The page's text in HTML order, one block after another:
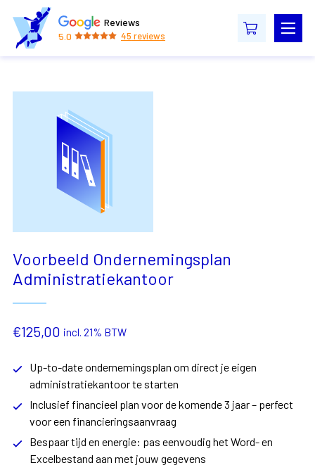
Reviews
5.0
45 reviews
Voorbeeld Ondernemingsplan
Administratiekantoor
€125,00 incl. 21% BTW
Up-to-date ondernemingsplan om direct je eigen
administratiekantoor te starten
Inclusief financieel plan voor de komende 3 jaar – perfect
voor een financieringsaanvraag
Bespaar tijd en energie: pas eenvoudig het Word- en
Excelbestand aan met jouw gegevens